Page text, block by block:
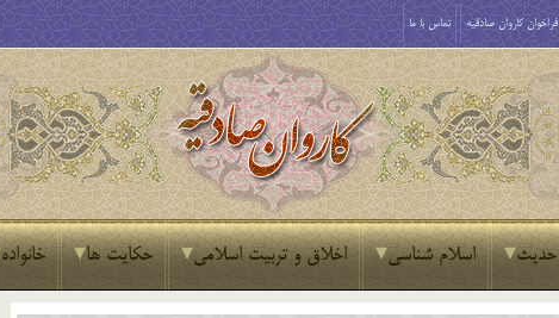
فراخوان کاروان صادقیه تماس با ما
حدیث اسلام شناسی اخلاق و تربیت اسلامی حکایت ها خانواده